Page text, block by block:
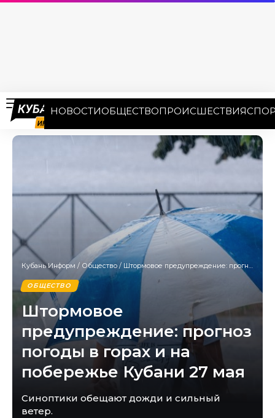
НОВОСТИОБЩЕСТВОПРОИСШЕСТВИЯ
Кубань Информ / Общество / Штормовое предупреждение: прогноз погоды в горах и на побережье Кубани 27 мая
ОБЩЕСТВО
Штормовое
предупреждение: прогноз
погоды в горах и на
побережье Кубани 27 мая
Синоптики обещают дожди и сильный
ветер.